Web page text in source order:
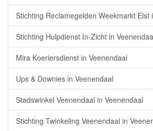
Stichting Reclamegelden Weekmarkt Elst
Stichting Hulpdienst In-Zicht in
Mira Koeriersdienst in Veenendaal
Ups & Downies in Veenendaal
Stadswinkel Veenendaal in Veenendaal
Stichting Twinkeling Veenendaal in